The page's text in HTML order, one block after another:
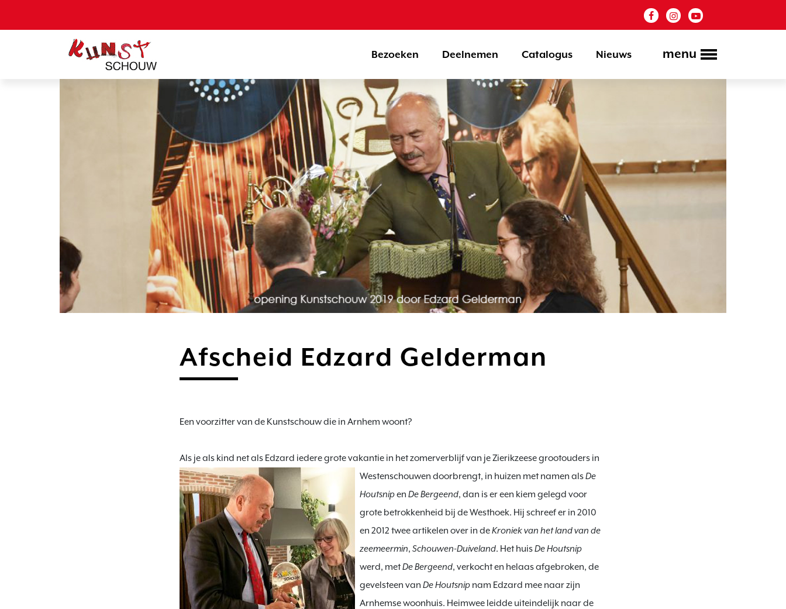
Bezoeken Deelnemen Catalogus Nieuws menu
Afscheid Edzard Gelderman
Een voorzitter van de Kunstschouw die in Arnhem woont?
Als je als kind net als Edzard iedere grote vakantie in het zomerverblijf van je Zierikzeese grootouders in
Westenschouwen doorbrengt, in huizen met namen als De
Houtsnip en DeBergeend, dan is er een kiem gelegd voor
grote betrokkenheid bij de Westhoek. Hij schreef er in 2010
en 2012 twee artikelen over in de Kroniek van het land van de
zeemeermin, Schouwen-Duiveland. Het huis De Houtsnip
werd, met De Bergeend, verkocht en helaas afgebroken, de
gevelsteen van De Houtsnip nam Edzard mee naar zijn
Arnhemse woonhuis. Heimwee leidde uiteindelijk naar de